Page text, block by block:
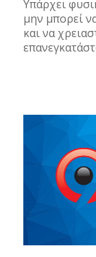
Υπάρχει
μην μπορεί
και να